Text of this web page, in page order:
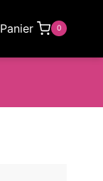
Panier 0